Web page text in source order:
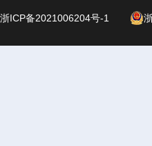
浙ICP备2021006204号-1